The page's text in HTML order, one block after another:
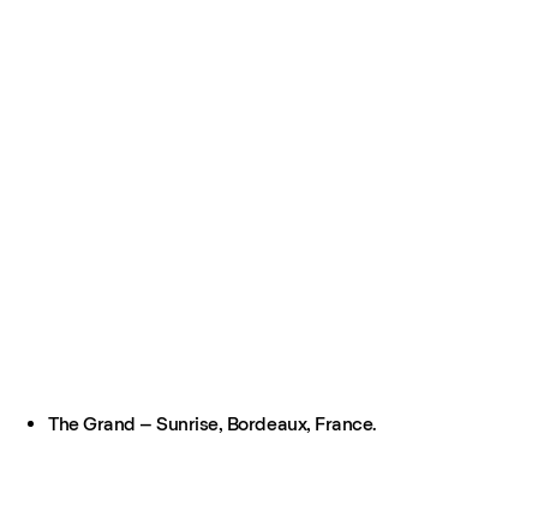
The Grand – Sunrise, Bordeaux, France.